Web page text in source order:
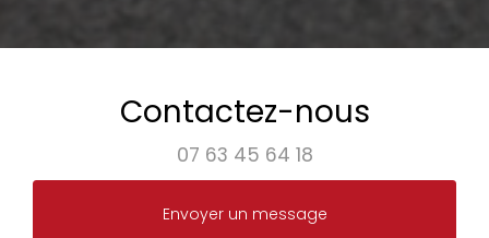
Contactez-nous
07 63 45 64 18
Envoyer un message